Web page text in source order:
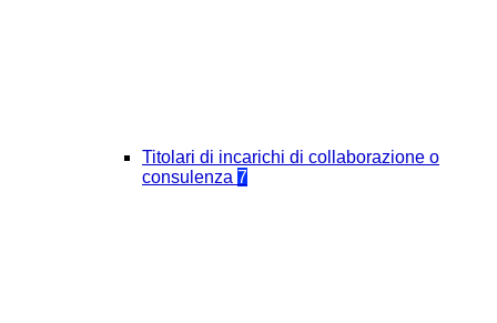
Titolari di incarichi di collaborazione o
consulenza 7